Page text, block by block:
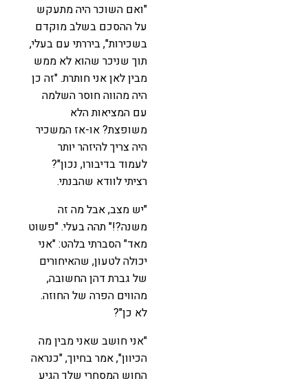
"ואם השוכר היה מתעקש
על ההסכם בשלב מוקדם
בשכירות", ביררתי עם בעלי,
תוך שניכר שהוא לא ממש
מבין לאן אני חותרת. "זה כן
היה מהווה חוסר השלמה
עם המציאות הלא
משופצת? או-אז המשכיר
היה צריך להיזהר יותר
לעמוד בדיבורו, נכון"?
רציתי לוודא שהבנתי.
"יש מצב, אבל מה זה
משנה?!" תהה בעלי. "פשוט
מאד" הסברתי בלהט: "אני
יכולה לטעון, שהאיחורים
של גברת דהן החשובה,
מהווים הפרה של החוזה.
לא כן"?
"אני חושב שאני מבין מה
הכיוון", אמר בחיוך, "כנראה
החוש המסחרי שלך הגיע